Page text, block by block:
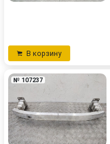
В корзину
№ 107237